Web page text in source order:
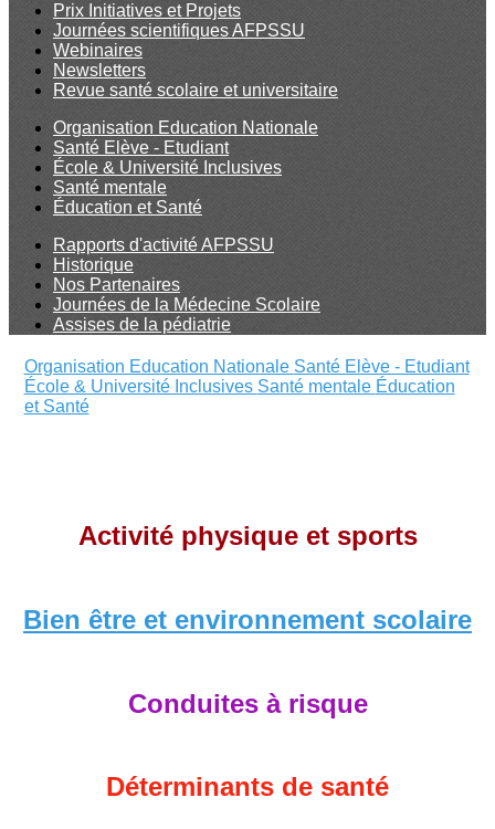
Prix Initiatives et Projets
Journées scientifiques AFPSSU
Webinaires
Newsletters
Revue santé scolaire et universitaire
Organisation Education Nationale
Santé Elève - Etudiant
École & Université Inclusives
Santé mentale
Éducation et Santé
Rapports d'activité AFPSSU
Historique
Nos Partenaires
Journées de la Médecine Scolaire
Assises de la pédiatrie
Organisation Education Nationale Santé Elève - Etudiant
École & Université Inclusives Santé mentale Éducation
et Santé
Activité physique et sports
Bien être et environnement scolaire
Conduites à risque
Déterminants de santé